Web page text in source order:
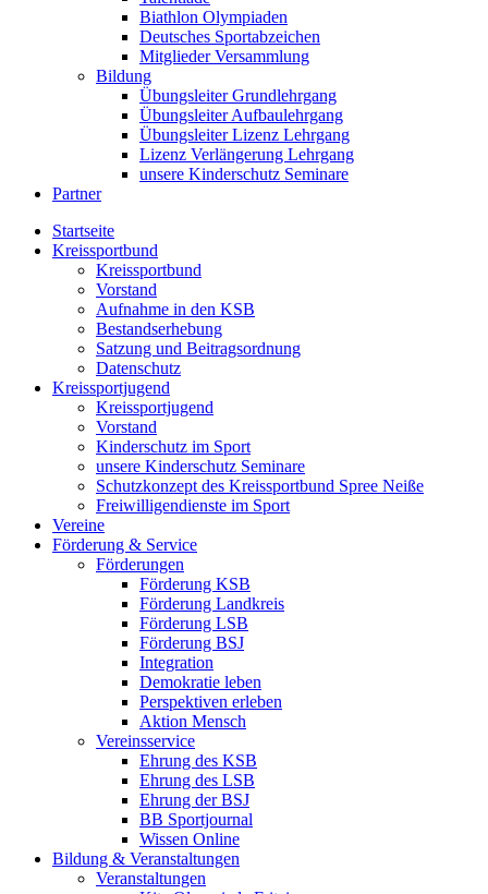
Biathlon Olympiaden
Deutsches Sportabzeichen
Mitglieder Versammlung
Bildung
Übungsleiter Grundlehrgang
Übungsleiter Aufbaulehrgang
Übungsleiter Lizenz Lehrgang
Lizenz Verlängerung Lehrgang
unsere Kinderschutz Seminare
Partner
Startseite
Kreissportbund
Kreissportbund
Vorstand
Aufnahme in den KSB
Bestandserhebung
Satzung und Beitragsordnung
Datenschutz
Kreissportjugend
Kreissportjugend
Vorstand
Kinderschutz im Sport
unsere Kinderschutz Seminare
Schutzkonzept des Kreissportbund Spree Neiße
Freiwilligendienste im Sport
Vereine
Förderung & Service
Förderungen
Förderung KSB
Förderung Landkreis
Förderung LSB
Förderung BSJ
Integration
Demokratie leben
Perspektiven erleben
Aktion Mensch
Vereinsservice
Ehrung des KSB
Ehrung des LSB
Ehrung der BSJ
BB Sportjournal
Wissen Online
Bildung & Veranstaltungen
Veranstaltungen